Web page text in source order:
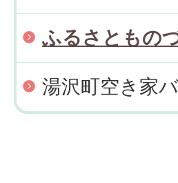
ふるさともの
湯沢町空き家